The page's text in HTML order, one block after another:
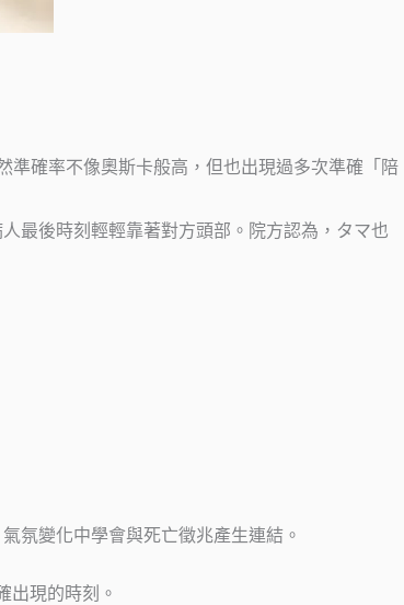
準確率不像奧斯卡般高，但也出現過多次準確「陪
最後時刻輕輕靠著對方頭部。院方認為，タマ也
氛變化中學會與死亡徵兆產生連結。
出現的時刻。